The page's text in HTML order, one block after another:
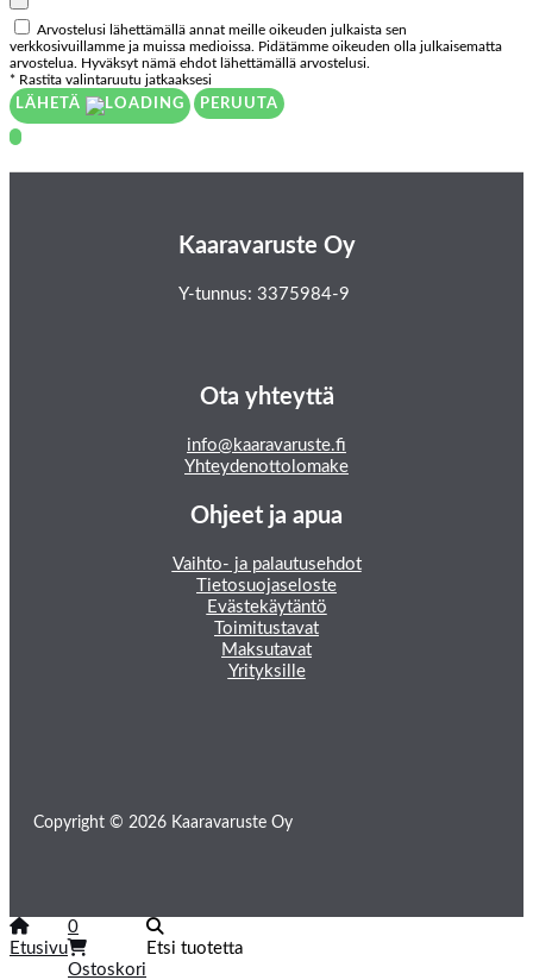
Arvostelusi lähettämällä annat meille oikeuden julkaista sen
verkkosivuillamme ja muissa medioissa. Pidätämme oikeuden olla julkaisematta
arvostelua. Hyväksyt nämä ehdot lähettämällä arvostelusi.
* Rastita valintaruutu jatkaaksesi
LÄHETÄ
PERUUTA
Kaaravaruste Oy
Y-tunnus: 3375984-9
Ota yhteyttä
info@kaaravaruste.fi
Yhteydenottolomake
Ohjeet ja apua
Vaihto- ja palautusehdot
Tietosuojaseloste
Evästekäytäntö
Toimitustavat
Maksutavat
Yrityksille
Copyright © 2026 Kaaravaruste Oy
Etusivu
0
Ostoskori
Etsi tuotetta